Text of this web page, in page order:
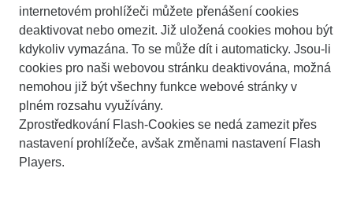
internetovém prohlížeči můžete přenášení cookies
deaktivovat nebo omezit. Již uložená cookies mohou být
kdykoliv vymazána. To se může dít i automaticky. Jsou-li
cookies pro naši webovou stránku deaktivována, možná
nemohou již být všechny funkce webové stránky v
plném rozsahu využívány.
Zprostředkování Flash-Cookies se nedá zamezit přes
nastavení prohlížeče, avšak změnami nastavení Flash
Players.